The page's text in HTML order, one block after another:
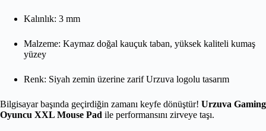
Kalınlık: 3 mm
Malzeme: Kaymaz doğal kauçuk taban, yüksek kaliteli kumaş
yüzey
Renk: Siyah zemin üzerine zarif Urzuva logolu tasarım
Bilgisayar başında geçirdiğin zamanı keyfe dönüştür! Urzuva Gaming
Oyuncu XXL Mouse Pad ile performansını zirveye taşı.